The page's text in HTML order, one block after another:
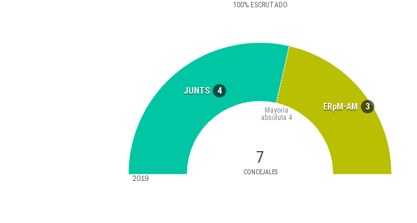
100%ESCRUTADO
JUNTS 4
ERpM-AM 3
7
CONCEJALES
Mayoría
absoluta 4
2019